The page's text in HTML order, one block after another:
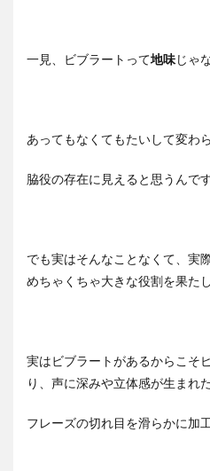
一見、ビブラートって地味じゃ
あってもなくてもたいして変わ
脇役の存在に見えると思うんで
でも実はそんなことなくて、実
めちゃくちゃ大きな役割を果た
実はビブラートがあるからこそ
り、声に深みや立体感が生まれた
フレーズの切れ目を滑らかに加